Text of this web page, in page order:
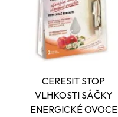
CERESIT STOP
VLHKOSTI SÁČKY
ENERGICKÉ OVOCE